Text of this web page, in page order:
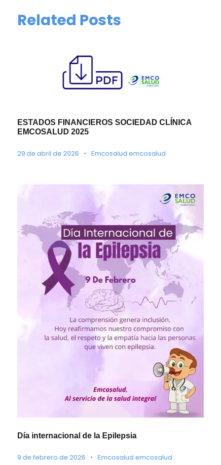
Related Posts
ESTADOS FINANCIEROS SOCIEDAD CLÍNICA
EMCOSALUD 2025
29 de abril de 2026 • Emcosalud emcosalud
Día internacional de la Epilepsia
9 de febrero de 2026 • Emcosalud emcosalud